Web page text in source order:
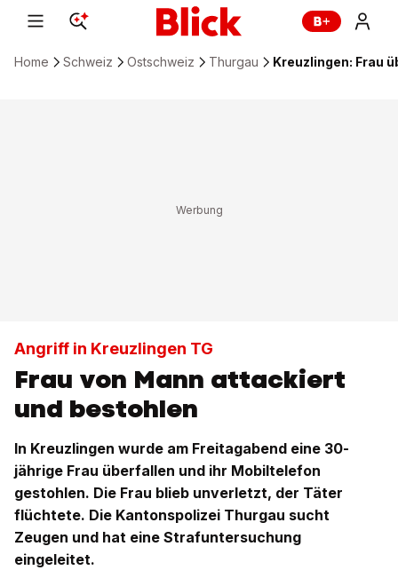
Home Schweiz Ostschweiz Thurgau Kreuzlingen: Frau
Angriff in Kreuzlingen TG
Frau von Mann attackiert
und bestohlen
In Kreuzlingen wurde am Freitagabend eine 30-
jährige Frau überfallen und ihr Mobiltelefon
gestohlen. Die Frau blieb unverletzt, der Täter
flüchtete. Die Kantonspolizei Thurgau sucht
Zeugen und hat eine Strafuntersuchung
eingeleitet.